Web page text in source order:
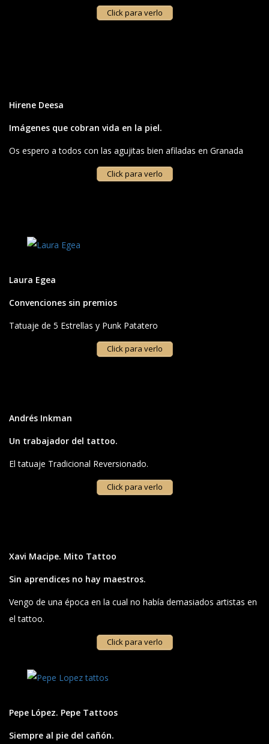
Click para verlo
Hirene Deesa
Imágenes que cobran vida en la piel.
Os espero a todos con las agujitas bien afiladas en Granada
Click para verlo
Laura Egea
Convenciones sin premios
Tatuaje de 5 Estrellas y Punk Patatero
Click para verlo
Andrés Inkman
Un trabajador del tattoo.
El tatuaje Tradicional Reversionado.
Click para verlo
Xavi Macipe. Mito Tattoo
Sin aprendices no hay maestros.
Vengo de una época en la cual no había demasiados artistas en
el tattoo.
Click para verlo
Pepe López. Pepe Tattoos
Siempre al pie del cañón.